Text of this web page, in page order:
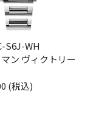
S6J-WH
ン ヴィクトリー
(税込)